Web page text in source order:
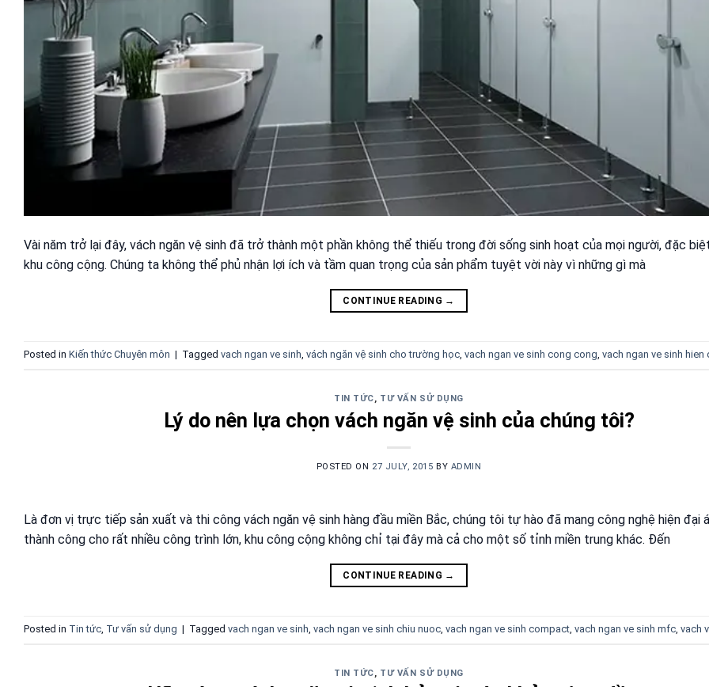
Vài năm trở lại đây, vách ngăn vệ sinh đã trở thành một phần không thể thiếu trong đời sống sinh hoạt của mọi người, đặc
khu công cộng. Chúng ta không thể phủ nhận lợi ích và tầm quan trọng của sản phẩm tuyệt vời này vì những gì mà
CONTINUE READING →
Posted in Kiến thức Chuyên môn | Tagged vach ngan ve sinh, vách ngăn vệ sinh cho trường học, vach ngan ve sinh cong cong, vach ngan ve sinh hien
TIN TỨC, TƯ VẤN SỬ DỤNG
Lý do nên lựa chọn vách ngăn vệ sinh của chúng tôi?
POSTED ON 27 JULY, 2015 BY ADMIN
Là đơn vị trực tiếp sản xuất và thi công vách ngăn vệ sinh hàng đầu miền Bắc, chúng tôi tự hào đã mang công nghệ hiện đại
thành công cho rất nhiều công trình lớn, khu công cộng không chỉ tại đây mà cả cho một số tỉnh miền trung khác. Đến
CONTINUE READING →
Posted in Tin tức, Tư vấn sử dụng | Tagged vach ngan ve sinh, vach ngan ve sinh chiu nuoc, vach ngan ve sinh compact, vach ngan ve sinh mfc, vach
TIN TỨC, TƯ VẤN SỬ DỤNG